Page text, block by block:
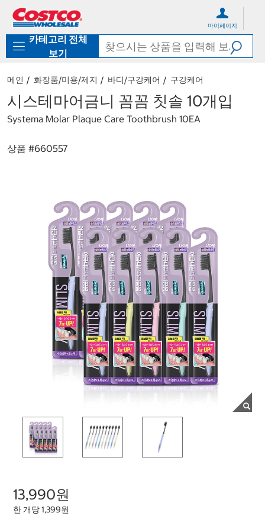
로
기
가
마이페이지
카테고리 전체
보기
메인 화장품/미용/제지 바디/구강케어 구강케어
시스테마어금니 꼼꼼 칫솔 10개입
Systema Molar Plaque Care Toothbrush 10EA
상품 #660557
13,990원
한 개당 1,399원